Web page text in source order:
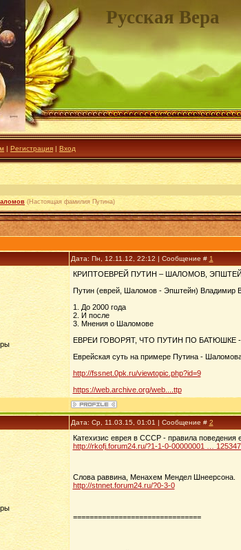
Русская Вера
| Регистрация | Вход
(Настоящая фамилия Путина)
Дата: Пн, 12.11.12, 22:12 | Сообщение # 1
КРИПТОЕВРЕЙ ПУТИН – ШАЛОМОВ,
Путин (еврей, Шаломов - Эпштейн) Владимир
1. До 2000 года
2. И после
3. Мнения о Шаломове
ЕВРЕИ ГОВОРЯТ, ЧТО ПУТИН ПО БАТЮШКЕ
Еврейская суть на примере Путина -
http://fssnet.0pk.ru/viewtopic.php?id=9
https://web.archive.org/web....ttp
Дата: Ср, 11.03.15, 01:01 | Сообщение # 2
Катехизис еврея в СССР - правила поведения
http://rkofj.forum24.ru/?1-1-0-00000001 …
Слова раввина, Менахем Мендел Шнеерсона.
http://stnnet.forum24.ru/?0-3-0
===============================